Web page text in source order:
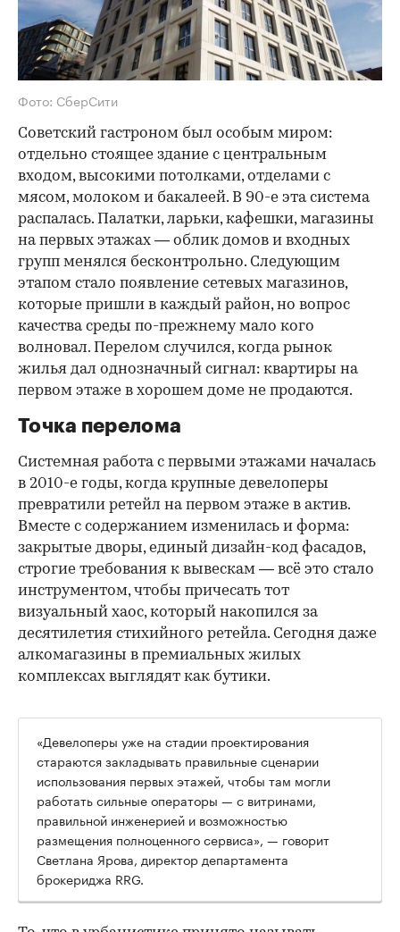
Фото: СберСити
Советский гастроном был особым миром:
отдельно стоящее здание с центральным
входом, высокими потолками, отделами с
мясом, молоком и бакалеей. В 90-е эта система
распалась. Палатки, ларьки, кафешки, магазины
на первых этажах — облик домов и входных
групп менялся бесконтрольно. Следующим
этапом стало появление сетевых магазинов,
которые пришли в каждый район, но вопрос
качества среды по-прежнему мало кого
волновал. Перелом случился, когда рынок
жилья дал однозначный сигнал: квартиры на
первом этаже в хорошем доме не продаются.
Точка перелома
Системная работа с первыми этажами началась
в 2010-е годы, когда крупные девелоперы
превратили ретейл на первом этаже в актив.
Вместе с содержанием изменилась и форма:
закрытые дворы, единый дизайн-код фасадов,
строгие требования к вывескам — всё это стало
инструментом, чтобы причесать тот
визуальный хаос, который накопился за
десятилетия стихийного ретейла. Сегодня даже
алкомагазины в премиальных жилых
комплексах выглядят как бутики.
00:00
«Девелоперы уже на стадии проектирования
стараются закладывать правильные сценарии
использования первых этажей, чтобы там могли
работать сильные операторы — с витринами,
правильной инженерией и возможностью
размещения полноценного сервиса», — говорит
Светлана Ярова, директор департамента
брокериджа RRG.